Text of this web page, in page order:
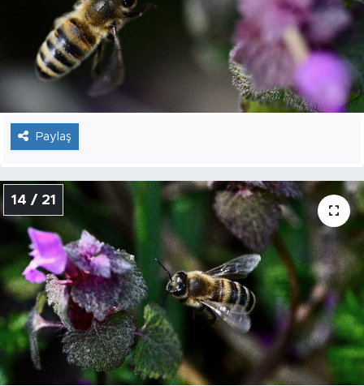
Paylaş
14 / 21